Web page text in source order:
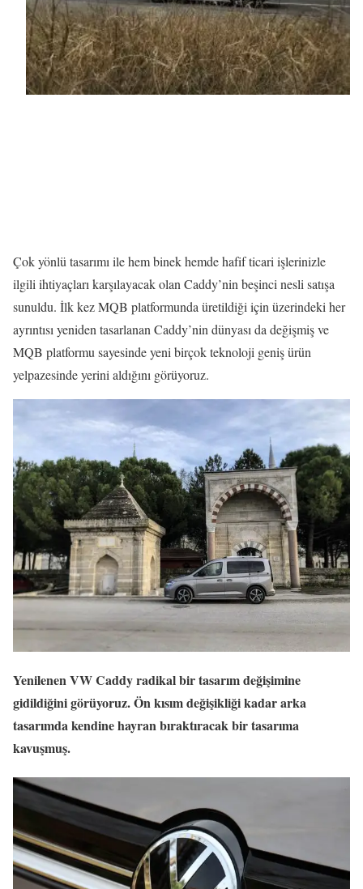
Çok yönlü tasarımı ile hem binek hemde hafif ticari işlerinizle
ilgili ihtiyaçları karşılayacak olan Caddy’nin beşinci nesli satışa
sunuldu. İlk kez MQB platformunda üretildiği için üzerindeki her
ayrıntısı yeniden tasarlanan Caddy’nin dünyası da değişmiş ve
MQB platformu sayesinde yeni birçok teknoloji geniş ürün
yelpazesinde yerini aldığını görüyoruz.
Yenilenen VW Caddy radikal bir tasarım değişimine
gidildiğini görüyoruz. Ön kısım değişikliği kadar arka
tasarımda kendine hayran bıraktıracak bir tasarıma
kavuşmuş.